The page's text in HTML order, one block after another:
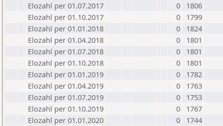
Elozahl per 01.07.2017
0
1806
Elozahl per 01.10.2017
0
1799
Elozahl per 01.01.2018
0
1824
Elozahl per 01.04.2018
0
1801
Elozahl per 01.07.2018
0
1801
Elozahl per 01.10.2018
0
1801
Elozahl per 01.01.2019
0
1782
Elozahl per 01.04.2019
0
1763
Elozahl per 01.07.2019
0
1753
Elozahl per 01.10.2019
0
1767
Elozahl per 01.01.2020
0
1744